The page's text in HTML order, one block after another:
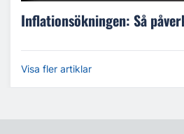
Inflationsökningen: Så
Visa fler artiklar